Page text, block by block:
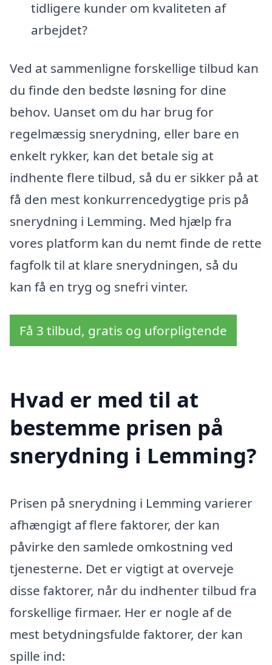
tidligere kunder om kvaliteten af
arbejdet?
Ved at sammenligne forskellige tilbud kan
du finde den bedste løsning for dine
behov. Uanset om du har brug for
regelmæssig snerydning, eller bare en
enkelt rykker, kan det betale sig at
indhente flere tilbud, så du er sikker på at
få den mest konkurrencedygtige pris på
snerydning i Lemming. Med hjælp fra
vores platform kan du nemt finde de rette
fagfolk til at klare snerydningen, så du
kan få en tryg og snefri vinter.
Få 3 tilbud, gratis og uforpligtende
Hvad er med til at
bestemme prisen på
snerydning i Lemming?
Prisen på snerydning i Lemming varierer
afhængigt af flere faktorer, der kan
påvirke den samlede omkostning ved
tjenesterne. Det er vigtigt at overveje
disse faktorer, når du indhenter tilbud fra
forskellige firmaer. Her er nogle af de
mest betydningsfulde faktorer, der kan
spille ind: